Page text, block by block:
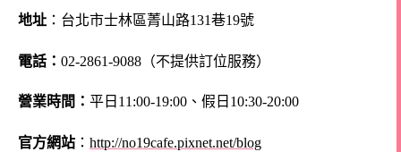
地址 ：台北市士林區菁山路131巷19號
電話： 02-2861-9088（不提供訂位服務）
營業時間： 平日11:00-19:00、假日10:30-20:00
官方網站 ： http://no19cafe.pixnet.net/blog